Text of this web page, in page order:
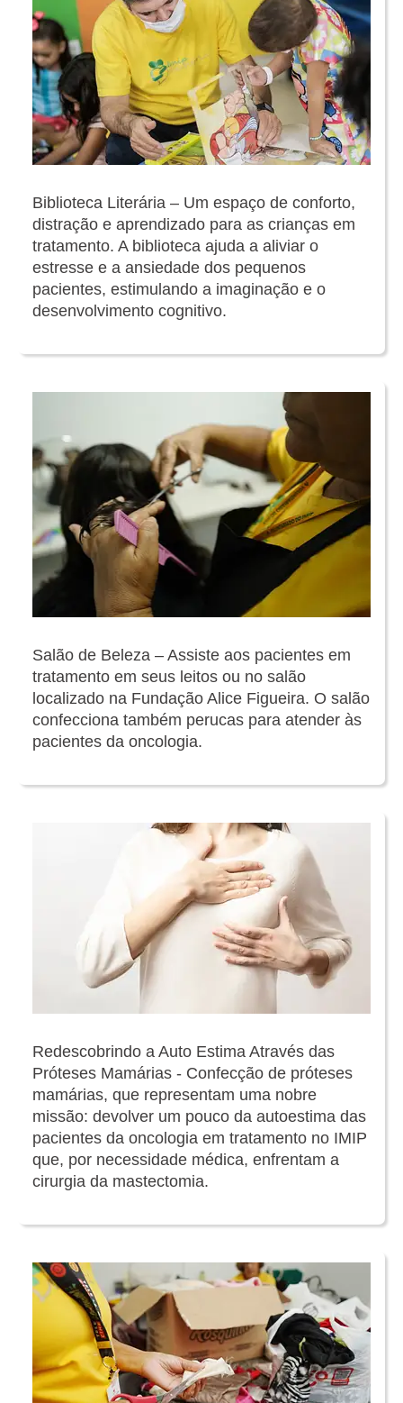
Biblioteca Literária – Um espaço de conforto,
distração e aprendizado para as crianças em
tratamento. A biblioteca ajuda a aliviar o
estresse e a ansiedade dos pequenos
pacientes, estimulando a imaginação e o
desenvolvimento cognitivo.
Salão de Beleza – Assiste aos pacientes em
tratamento em seus leitos ou no salão
localizado na Fundação Alice Figueira. O salão
confecciona também perucas para atender às
pacientes da oncologia.
Redescobrindo a Auto Estima Através das
Próteses Mamárias - Confecção de próteses
mamárias, que representam uma nobre
missão: devolver um pouco da autoestima das
pacientes da oncologia em tratamento no IMIP
que, por necessidade médica, enfrentam a
cirurgia da mastectomia.